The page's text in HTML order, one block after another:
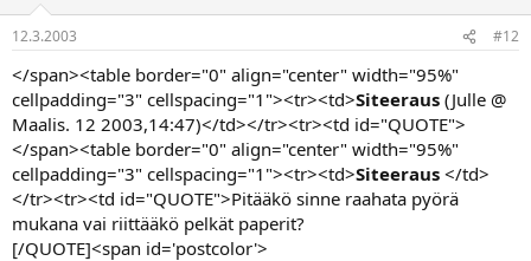
12.3.2003 #12
</span><table border="0" align="center" width="95%"
cellpadding="3" cellspacing="1"><tr><td>Siteeraus (Julle @
Maalis. 12 2003,14:47)</td></tr><tr><td id="QUOTE">
</span><table border="0" align="center" width="95%"
cellpadding="3" cellspacing="1"><tr><td>Siteeraus </td>
</tr><tr><td id="QUOTE">Pitääkö sinne raahata pyörä
mukana vai riittääkö pelkät paperit?
[/QUOTE]<span id='postcolor'>